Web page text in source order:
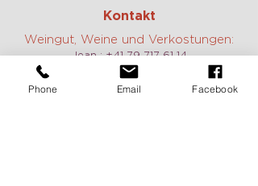
Kontakt
Weingut, Weine und Verkostungen:
Jean :+41 79 717 61 14
+41 79 785 40 17
E-mail:
contact@domaine-duboux.ch
Phone Email Facebook